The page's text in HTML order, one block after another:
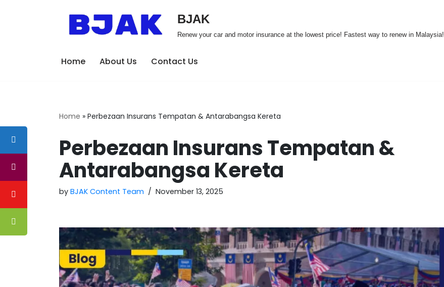
BJAK
Renew your car and motor insurance at the lowest price! Fastest way to renew in Malaysia!
Home About Us Contact Us
Home » Perbezaan Insurans Tempatan & Antarabangsa Kereta
Perbezaan Insurans Tempatan &
Antarabangsa Kereta
by BJAK Content Team November 13, 2025